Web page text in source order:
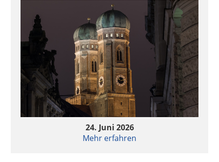
24. Juni 2026
Mehr erfahren